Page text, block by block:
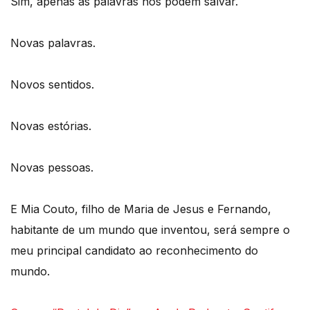
Novas palavras.
Novos sentidos.
Novas estórias.
Novas pessoas.
E Mia Couto, filho de Maria de Jesus e Fernando,
habitante de um mundo que inventou, será sempre o
meu principal candidato ao reconhecimento do
mundo.